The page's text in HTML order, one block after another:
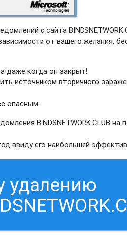
с сайта
от вашего желания,
даже когда он закрыт!
источником вторичного
опасным.
BINDSNETWORK.CLUB на
ввиду его наибольшей
удалению